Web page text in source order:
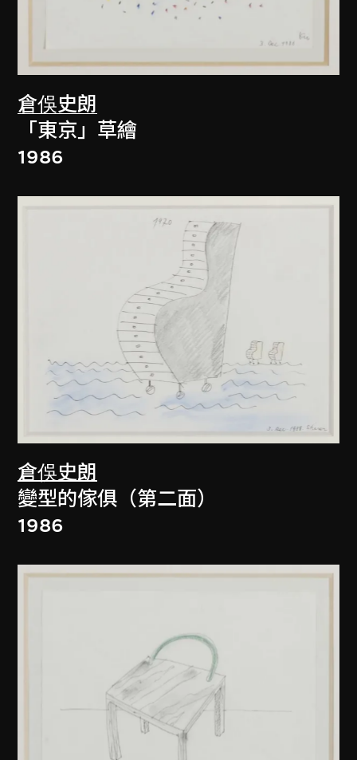
倉俁史朗
「東京」草繪
1986
倉俁史朗
變型的傢俱（第二面）
1986